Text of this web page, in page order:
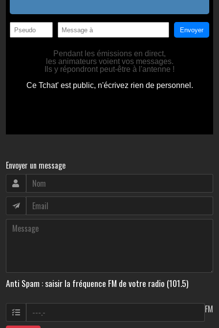
Envoyer un message
Anti Spam : saisir la fréquence FM de votre radio (101.5)
FM